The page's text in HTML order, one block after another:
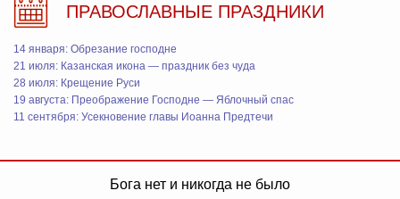
ПРАВОСЛАВНЫЕ ПРАЗДНИКИ
14 января: Обрезание господне
21 июля: Казанская икона — праздник без чуда
28 июля: Крещение Руси
19 августа: Преображение Господне — Яблочный спас
11 сентября: Усекновение главы Иоанна Предтечи
Бога нет и никогда не было